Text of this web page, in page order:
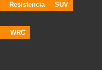
Resistencia
SUV
WRC